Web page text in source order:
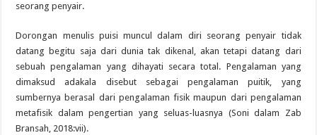
seorang penyair.
Dorongan menulis puisi muncul dalam diri seorang penyair tidak
datang begitu saja dari dunia tak dikenal, akan tetapi datang dari
sebuah pengalaman yang dihayati secara total. Pengalaman yang
dimaksud adakala disebut sebagai pengalaman puitik, yang
sumbernya berasal dari pengalaman fisik maupun dari pengalaman
metafisik dalam pengertian yang seluas-luasnya (Soni dalam Zab
Bransah, 2018:vii).